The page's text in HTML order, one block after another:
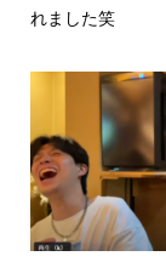
れました笑